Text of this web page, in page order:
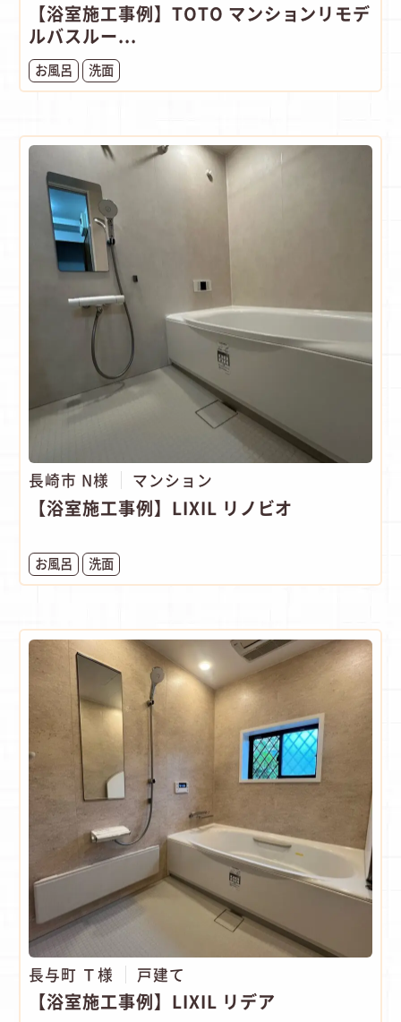
【浴室施工事例】TOTO マンションリモデ
ルバスルー...
お風呂 洗面
長崎市 N様 マンション
【浴室施工事例】LIXIL リノビオ
お風呂 洗面
長与町 Ｔ様 戸建て
【浴室施工事例】LIXIL リデア